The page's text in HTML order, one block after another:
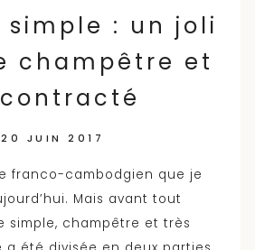
simple : un joli
champêtre et
20 JUIN 2017
franco-cambodgien que je
Mais avant tout
simple, champêtre et très